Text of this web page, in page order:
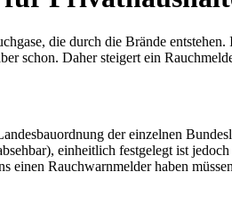
die durch die Brände
schon. Daher steigert ein
der einzelnen
einheitlich festgelegt ist
Rauchwarnmelder haben